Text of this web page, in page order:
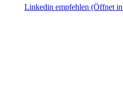
Linkedin empfehlen (Öffnet in